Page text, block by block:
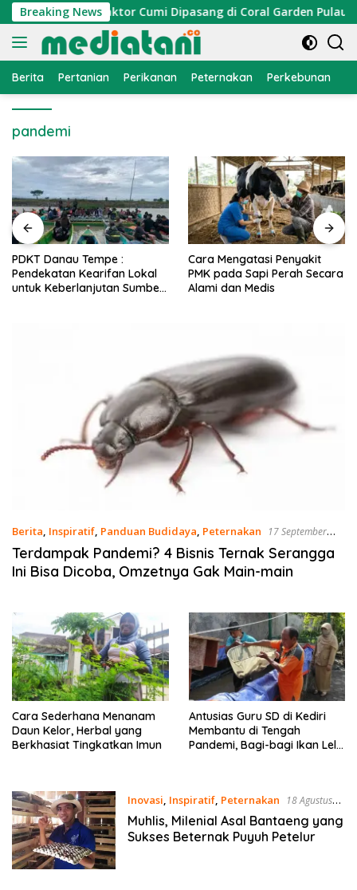
Langsung
ke
konten
Breaking News
Atraktor Cumi Dipasang di Coral Garden Pulau
Berita Pertanian Perikanan Peternakan Perkebunan
pandemi
PDKT Danau Tempe :
Pendekatan Kearifan Lokal
untuk Keberlanjutan Sumber
Cara Mengatasi Penyakit
PMK pada Sapi Perah Secara
Alami dan Medis
Berita, Inspiratif, Panduan Budidaya, Peternakan
17 September
2023
Terdampak Pandemi? 4 Bisnis Ternak Serangga
Ini Bisa Dicoba, Omzetnya Gak Main-main
Cara Sederhana Menanam
Daun Kelor, Herbal yang
Berkhasiat Tingkatkan Imun
Antusias Guru SD di Kediri
Membantu di Tengah
Pandemi, Bagi-bagi Ikan Lele
Inovasi, Inspiratif, Peternakan
18 Agustus
2021
Muhlis, Milenial Asal Bantaeng yang
Sukses Beternak Puyuh Petelur